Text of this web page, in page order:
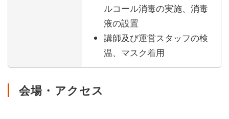
ルコール消毒の実施、消毒
液の設置
講師及び運営スタッフの検
温、マスク着用
会場・アクセス